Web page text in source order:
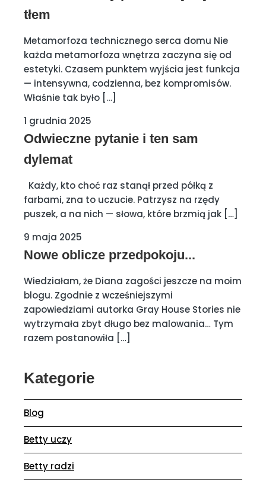
tłem
Metamorfoza technicznego serca domu Nie
każda metamorfoza wnętrza zaczyna się od
estetyki. Czasem punktem wyjścia jest funkcja
— intensywna, codzienna, bez kompromisów.
Właśnie tak było […]
1 grudnia 2025
Odwieczne pytanie i ten sam
dylemat
Każdy, kto choć raz stanął przed półką z
farbami, zna to uczucie. Patrzysz na rzędy
puszek, a na nich — słowa, które brzmią jak […]
9 maja 2025
Nowe oblicze przedpokoju...
Wiedziałam, że Diana zagości jeszcze na moim
blogu. Zgodnie z wcześniejszymi
zapowiedziami autorka Gray House Stories nie
wytrzymała zbyt długo bez malowania… Tym
razem postanowiła […]
Kategorie
Blog
Betty uczy
Betty radzi